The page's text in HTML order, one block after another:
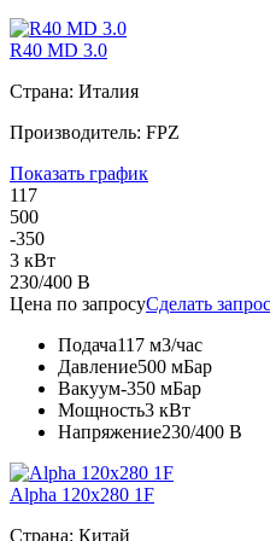
R40 MD 3.0
Страна: Италия
Производитель: FPZ
Показать график
117
500
-350
3 кВт
230/400 В
Цена по запросуСделать запрос
Подача117 м3/час
Давление500 мБар
Вакуум-350 мБар
Мощность3 кВт
Напряжение230/400 В
Alpha 120x280 1F
Страна: Китай